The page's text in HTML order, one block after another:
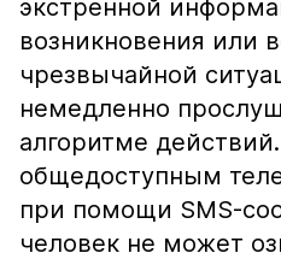
экстренной
возникновения или
чрезвычайной
немедленно
алгоритме
общедоступным
при помощи SMS-
человек не может